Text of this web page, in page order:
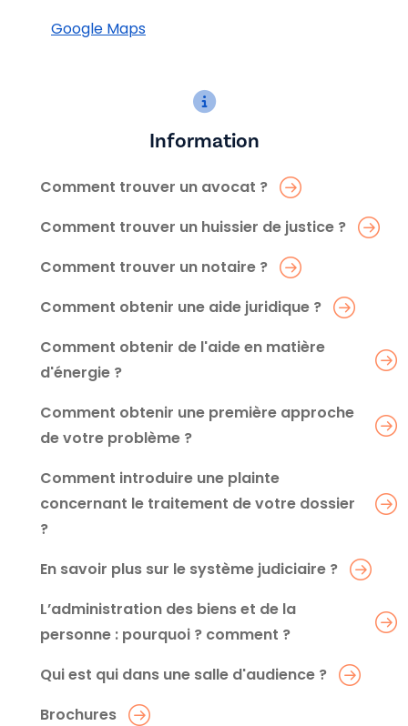
Google Maps
Information
Comment trouver un avocat ?
Comment trouver un huissier de justice ?
Comment trouver un notaire ?
Comment obtenir une aide juridique ?
Comment obtenir de l'aide en matière
d'énergie ?
Comment obtenir une première approche
de votre problème ?
Comment introduire une plainte
concernant le traitement de votre dossier
?
En savoir plus sur le système judiciaire ?
L’administration des biens et de la
personne : pourquoi ? comment ?
Qui est qui dans une salle d'audience ?
Brochures